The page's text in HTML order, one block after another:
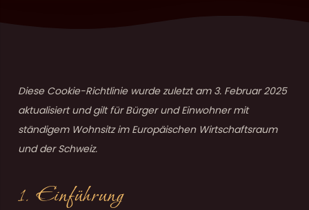
Diese Cookie-Richtlinie wurde zuletzt am 3. Februar 2025
aktualisiert und gilt für Bürger und Einwohner mit
ständigem Wohnsitz im Europäischen Wirtschaftsraum
und der Schweiz.
1. Einführung